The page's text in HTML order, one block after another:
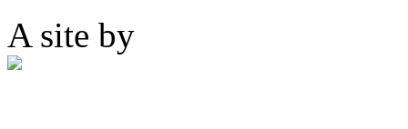
A site by